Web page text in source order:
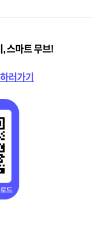
, 스마트 무브!
러가기